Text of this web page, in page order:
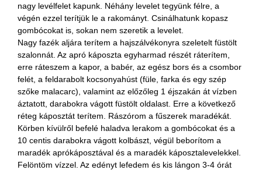
nagy levélfelet kapunk. Néhány levelet tegyünk félre, a
végén ezzel terítjük le a rakományt. Csinálhatunk kopasz
gombócokat is, sokan nem szeretik a levelet.
Nagy fazék aljára terítem a hajszálvékonyra szeletelt füstölt
szalonnát. Az apró káposzta egyharmad részét ráterítem,
erre ráteszem a kapor, a babér, az egész bors és a csombor
felét, a feldarabolt kocsonyahúst (füle, farka és egy szép
szőke malacarc), valamint az előzőleg 1 éjszakán át vízben
áztatott, darabokra vágott füstölt oldalast. Erre a következő
réteg káposztát terítem. Rászórom a fűszerek maradékát.
Körben kívülről befelé haladva lerakom a gombócokat és a
10 centis darabokra vágott kolbászt, végül beborítom a
maradék aprókáposztával és a maradék káposztalevelekkel.
Felöntöm vízzel. Az edényt lefedem és kis lángon 3-4 órát